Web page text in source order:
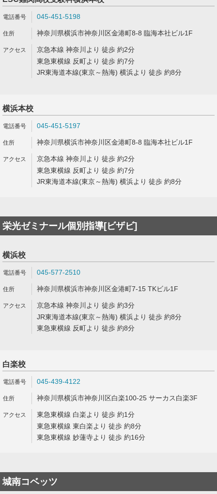
045-451-5198
神奈川県横浜市神奈川区金港町8-8 臨海本社ビル1F
京急本線 神奈川より 徒歩 約2分
東急東横線 反町より 徒歩 約7分
JR東海道本線(東京～熱海) 横浜より 徒歩 約8分
横浜本校
045-451-5197
神奈川県横浜市神奈川区金港町8-8 臨海本社ビル1F
京急本線 神奈川より 徒歩 約2分
東急東横線 反町より 徒歩 約7分
JR東海道本線(東京～熱海) 横浜より 徒歩 約8分
栄光ゼミナール個別指導[ビザビ]
横浜校
045-577-2510
神奈川県横浜市神奈川区金港町7-15 TKビル1F
京急本線 神奈川より 徒歩 約3分
JR東海道本線(東京～熱海) 横浜より 徒歩 約8分
東急東横線 反町より 徒歩 約8分
白楽校
045-439-4122
神奈川県横浜市神奈川区白楽100-25 サーカス白楽3F
東急東横線 白楽より 徒歩 約1分
東急東横線 東白楽より 徒歩 約8分
東急東横線 妙蓮寺より 徒歩 約16分
城南コベッツ